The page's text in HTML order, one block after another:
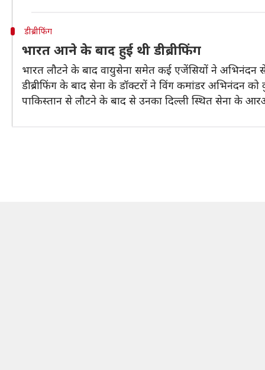
डीब्रीफिंग
भारत आने के बाद हुई थी डीब्रीफिंग
भारत लौटने के बाद वायुसेना समेत कई एजेंसियों ने अभिनंदन से
डीब्रीफिंग के बाद सेना के डॉक्टरों ने विंग कमांडर अभिनंदन
पाकिस्तान से लौटने के बाद से उनका दिल्ली स्थित सेना के